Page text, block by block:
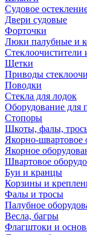
Судовое
Двери судовые
Форточки
Люки палубные и
Стеклоочистители
Щетки
Приводы
Поводки
Стекла для лодок
Оборудование для
Стопоры
Шкоты, фалы,
Якорно-швартовое
Якорное
Швартовое
Буи и кранцы
Корзины и
Фалы и тросы
Палубное
Весла, багры
Флагштоки и